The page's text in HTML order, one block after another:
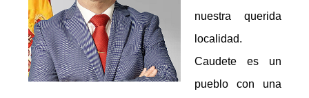
nuestra querida
localidad.
Caudete es un
pueblo con una